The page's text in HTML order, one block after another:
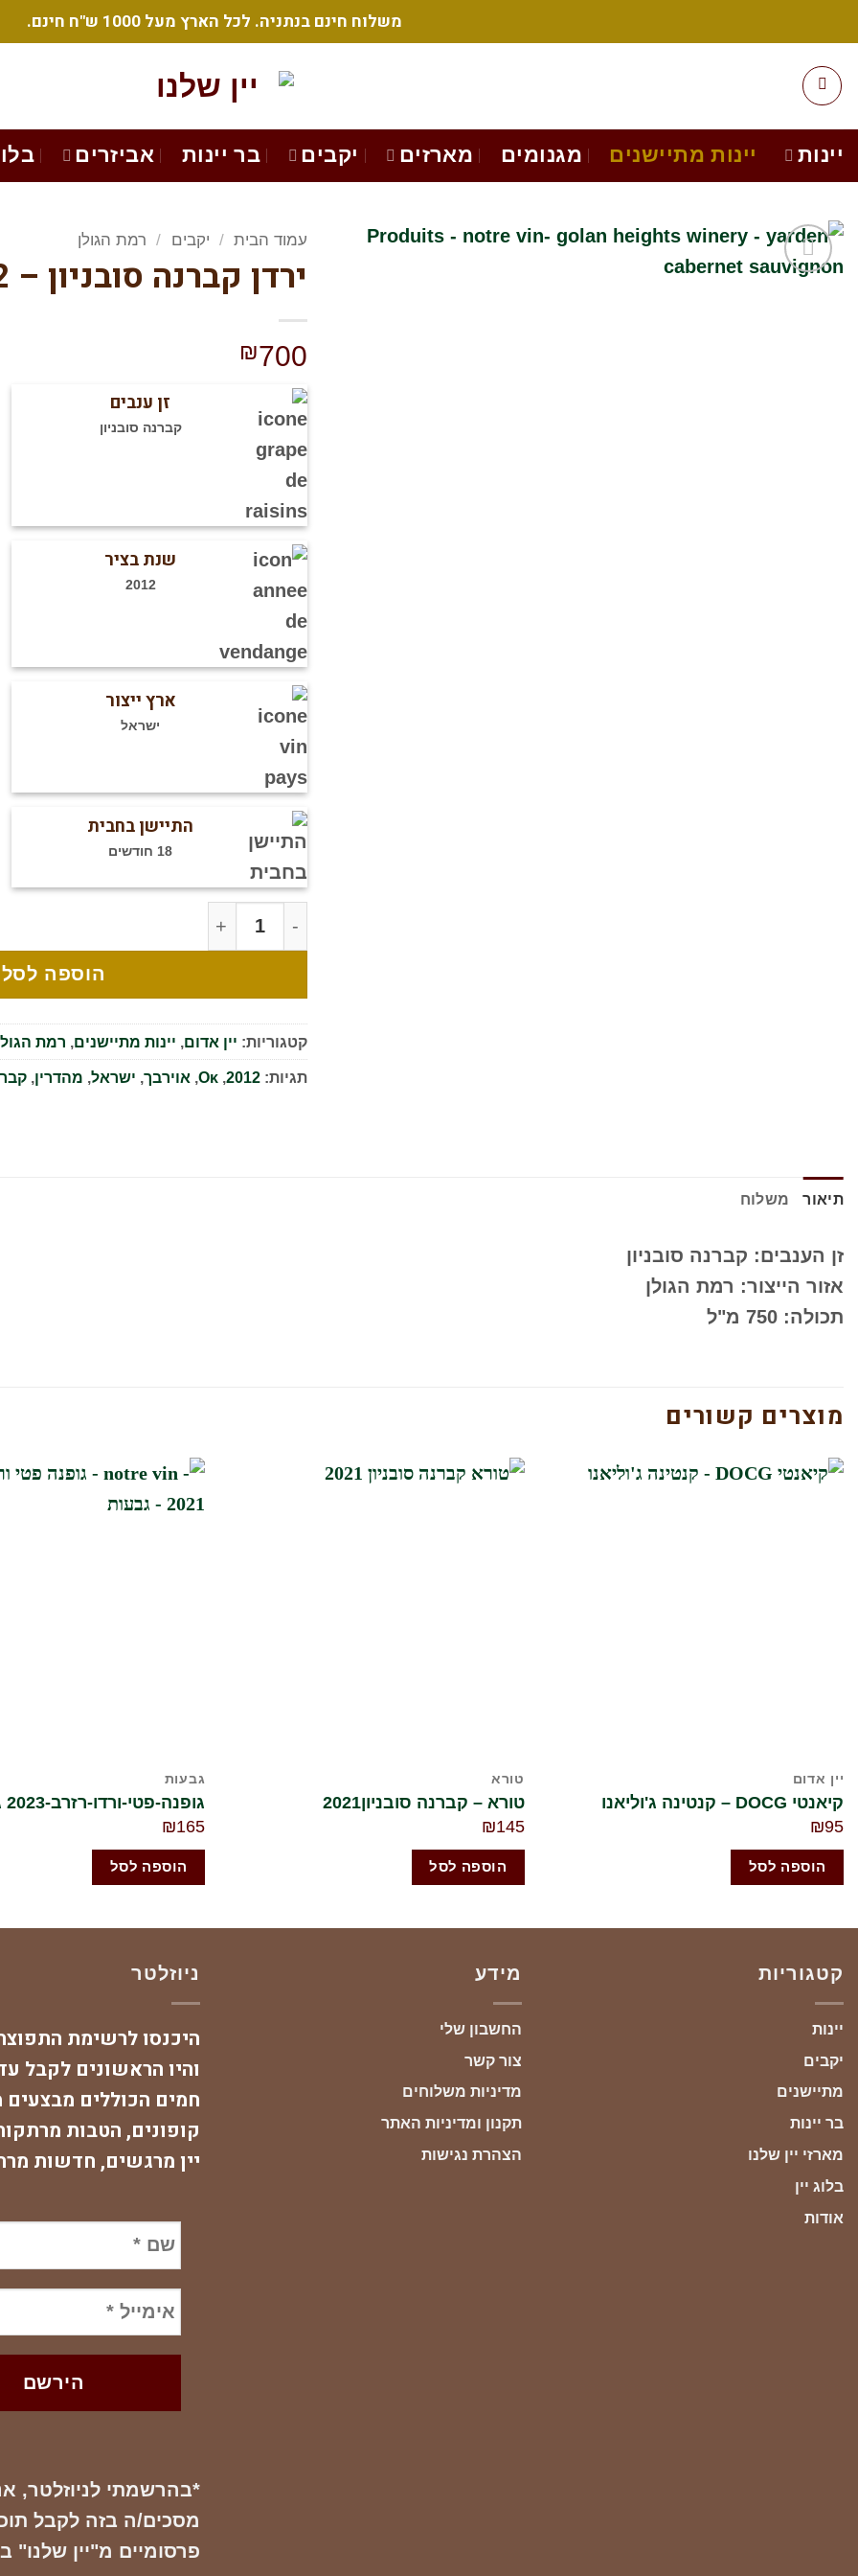
to
content
משלוח חינם בנתניה. לכל הארץ מעל 1000 ש"ח חינם.
יינות יינות מתיישנים מגנומים מארזים יקבים בר יינות אביזרים
עמוד הבית / יקבים / רמת הגולן
ירדן קברנה סובניון – 2012
₪700
זן ענבים
קברנה סובניון
שנת בציר
2012
ארץ ייצור
ישראל
התיישן בחבית
18 חודשים
כמות של ירדן קברנה סובניון - 2012
הוספה לסל
קטגוריות: יין אדום, יינות מתיישנים, רמת
תגיות: 2012
,
Oκ
, אוירבך, ישראל, מהדרין,
תיאור משלוח
זן הענבים: קברנה סובניון
אזור הייצור: רמת הגולן
תכולה: 750 מ"ל
מוצרים קשורים
יין אדום
קיאנטי DOCG – קנטינה ג'וליאנו
₪95
הוספה לסל
טורא
טורא – קברנה סובניון2021
₪145
הוספה לסל
גבעות
גופנה-פטי-ורדו-רזרב-2023 גבעות
₪165
הוספה לסל
קטגוריות
יינות
יקבים
מתיישנים
בר יינות
מארזי יין שלנו
בלוג יין
אודות
מידע
החשבון שלי
צור קשר
מדיניות משלוחים
תקנון ומדיניות האתר
הצהרת נגישות
ניוזלטר
היכנסו לרשימת
והיו הראשונים לקבל
חמים הכוללים מבצעים
קופונים, הטבות
יין מרגשים, חדשות
*בהרשמתי לניוזלטר,
מסכים/ה בזה לקבל תוכן
פרסומיים מ"יין שלנו"